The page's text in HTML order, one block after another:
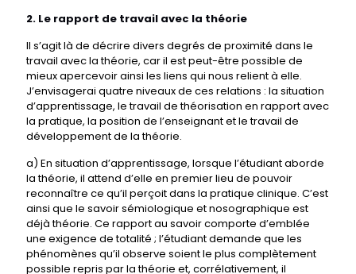
2. Le rapport de travail avec la théorie
Il s’agit là de décrire divers degrés de proximité dans le
travail avec la théorie, car il est peut-être possible de
mieux apercevoir ainsi les liens qui nous relient à elle.
J’envisagerai quatre niveaux de ces relations : la situation
d’apprentissage, le travail de théorisation en rapport avec
la pratique, la position de l’enseignant et le travail de
développement de la théorie.
a) En situation d’apprentissage, lorsque l’étudiant aborde
la théorie, il attend d’elle en premier lieu de pouvoir
reconnaître ce qu’il perçoit dans la pratique clinique. C’est
ainsi que le savoir sémiologique et nosographique est
déjà théorie. Ce rapport au savoir comporte d’emblée
une exigence de totalité ; l’étudiant demande que les
phénomènes qu’il observe soient le plus complètement
possible repris par la théorie et, corrélativement, il